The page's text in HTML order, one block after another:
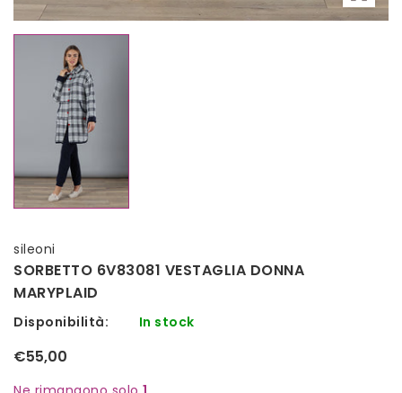
sileoni
SORBETTO 6V83081 VESTAGLIA DONNA
MARYPLAID
Disponibilità: In stock
€55,00